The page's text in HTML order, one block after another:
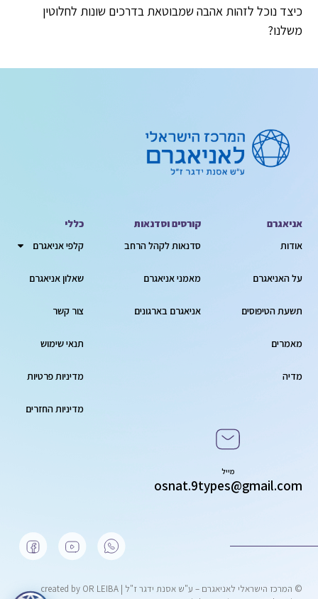
כיצד נוכל לזהות אהבה שמבוטאת בדרכים שונות לחלוטין
משלנו?
אניאגרם
אודות
על האניאגרם
תשעת הטיפוסים
מאמרים
מדיה
קורסים וסדנאות
סדנאות לקהל הרחב
מאמני אניאגרם
אניאגרם בארגונים
כללי
קלפי אניאגרם
שאלון אניאגרם
צור קשר
תנאי שימוש
מדיניות פרטיות
מדיניות החזרים
מייל
osnat.9types@gmail.com
© המרכז הישראלי לאניאגרם – ע"ש אסנת ידגר ז"ל | created by OR LEIBA